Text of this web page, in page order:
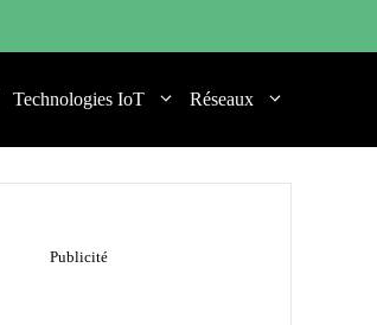
Technologies IoT Réseaux